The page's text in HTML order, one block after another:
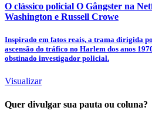
O clássico policial O Gângster na
Washington e Russell Crowe
Inspirado em fatos reais, a trama dirigida
ascensão do tráfico no Harlem dos anos
obstinado investigador policial.
Visualizar
Quer divulgar sua pauta ou coluna?